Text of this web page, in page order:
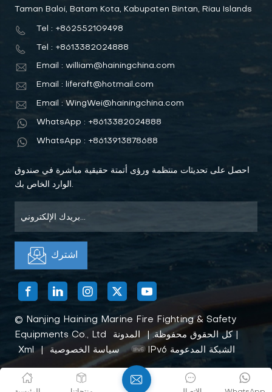
Taman Baloi, Batam Kota, Kabupaten Bintan, Riau Islands
Tel : +862552109498
Tel : +8613382024888
Email : william@hainingchina.com
Email : liferaft@hotmail.com
Email : WingWei@hainingchina.com
WhatsApp : +8613382024888
WhatsApp : +8613913878688
احصل على تحديثات منتظمة ورؤى أتمتة حقيقية مباشرة في صندوق
الوارد الخاص بك.
© Nanjing Haining Marine Fire Fighting & Safety
Equipments Co., Ltd كل الحقوق محفوظة. |
المدونة
Xml | سياسة الخصوصية IPv6 الشبكة المدعومة